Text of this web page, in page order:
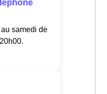
samedi de